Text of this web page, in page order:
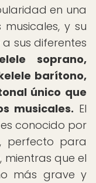
en una
y su
sus diferentes
soprano,
barítono,
único que
musicales. El
conocido por
perfecto para
mientras que el
más grave y